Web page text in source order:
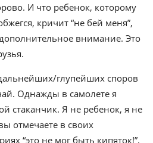
И что ребенок, которому
кричит “не бей меня”,
внимание. Это
глупейших споров
Однажды в самолете я
стаканчик. Я не ребенок, я не
отмечаете в своих
“это не мог быть кипяток!”,